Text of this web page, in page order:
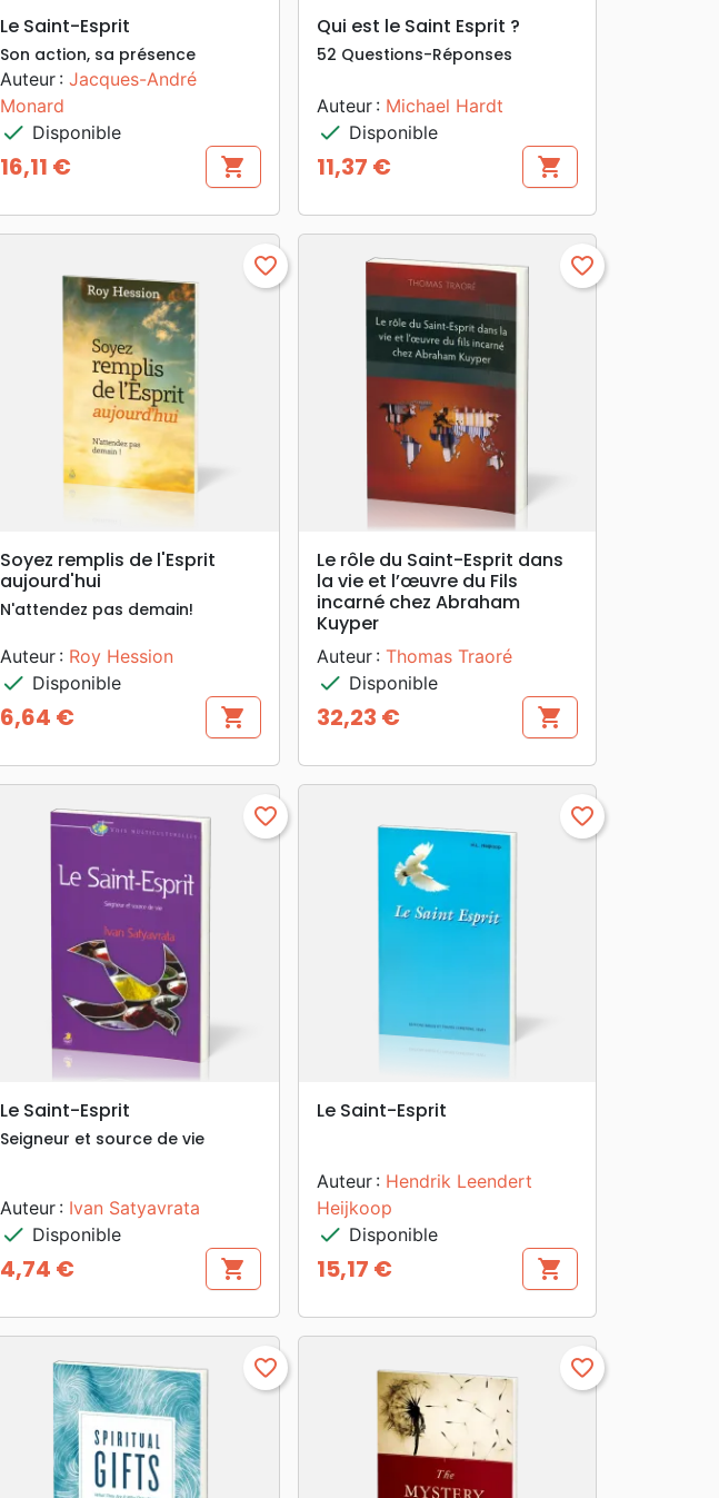
search APERÇU RAPIDE
Le Saint-Esprit
Son action, sa présence
Auteur : Jacques-André
Monard
check Disponible
Prix
16,11 € shopping_cart
searchAPERÇU RAPIDE
Qui est le Saint Esprit ?
52 Questions-Réponses
Auteur : Michael Hardt
check Disponible
Prix
11,37 € shopping_cart
search APERÇU RAPIDE
favorite_border
Soyez remplis de l'Esprit
aujourd'hui
N'attendez pas demain!
Auteur : Roy Hession
check Disponible
Prix
6,64 € shopping_cart
searchAPERÇU RAPIDE
favorite_border
Le rôle du Saint-Esprit dans
la vie et l’œuvre du Fils
incarné chez Abraham
Kuyper
Auteur : Thomas Traoré
check Disponible
Prix
32,23 € shopping_cart
search APERÇU RAPIDE
favorite_border
Le Saint-Esprit
Seigneur et source de vie
Auteur : Ivan Satyavrata
check Disponible
Prix
4,74 € shopping_cart
search APERÇU RAPIDE
favorite_border
Le Saint-Esprit
Auteur : Hendrik Leendert
Heijkoop
check Disponible
Prix
15,17 € shopping_cart
favorite_border favorite_border